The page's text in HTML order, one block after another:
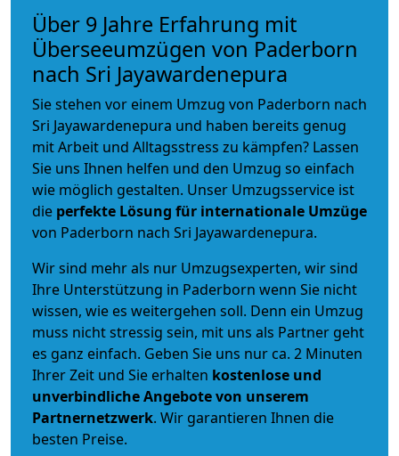
Über 9 Jahre Erfahrung mit
Überseeumzügen von Paderborn
nach Sri Jayawardenepura
Sie stehen vor einem Umzug von Paderborn nach
Sri Jayawardenepura und haben bereits genug
mit Arbeit und Alltagsstress zu kämpfen? Lassen
Sie uns Ihnen helfen und den Umzug so einfach
wie möglich gestalten. Unser Umzugsservice ist
die perfekte Lösung für internationale Umzüge
von Paderborn nach Sri Jayawardenepura.
Wir sind mehr als nur Umzugsexperten, wir sind
Ihre Unterstützung in Paderborn wenn Sie nicht
wissen, wie es weitergehen soll. Denn ein Umzug
muss nicht stressig sein, mit uns als Partner geht
es ganz einfach. Geben Sie uns nur ca. 2 Minuten
Ihrer Zeit und Sie erhalten kostenlose und
unverbindlicheAngebote von unserem
Partnernetzwerk. Wir garantieren Ihnen die
besten Preise.